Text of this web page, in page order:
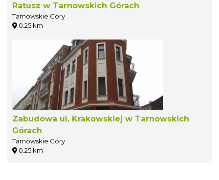
Ratusz w Tarnowskich Górach
Tarnowskie Góry
0.25 km
Zabudowa ul. Krakowskiej w Tarnowskich
Górach
Tarnowskie Góry
0.25 km